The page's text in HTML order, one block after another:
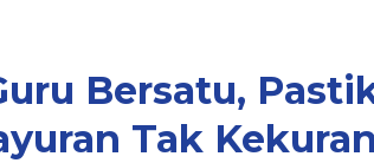
Bersatu,
Tak